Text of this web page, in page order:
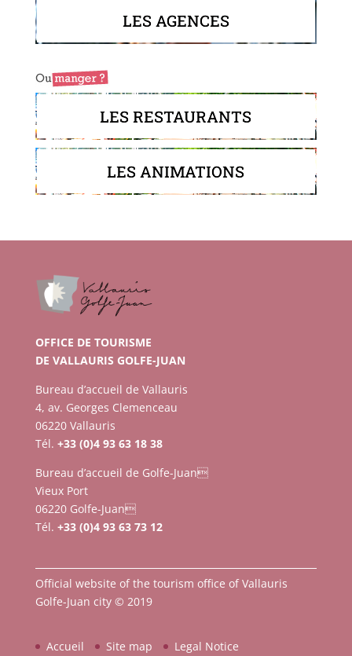
LES AGENCES
LES RESTAURANTS
LES ANIMATIONS
OFFICE DE TOURISME
DE VALLAURIS GOLFE-JUAN
Bureau d’accueil de Vallauris
4, av. Georges Clemenceau
06220 Vallauris
Tél. +33 (0)4 93 63 18 38
Bureau d’accueil de Golfe-Juan
Vieux Port
06220 Golfe-Juan
Tél. +33 (0)4 93 63 73 12
Official website of the tourism office of Vallauris
Golfe-Juan city © 2019
Accueil Site map Legal Notice